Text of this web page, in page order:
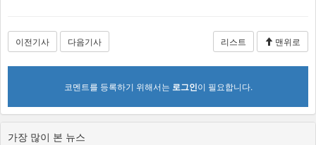
이전기사 다음기사 리스트 맨위로
코멘트를 등록하기 위해서는 로그인이 필요합니다.
가장 많이 본 뉴스